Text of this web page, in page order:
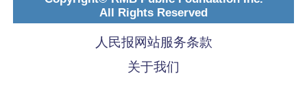
All Rights Reserved
人民报网站服务条款
关于我们